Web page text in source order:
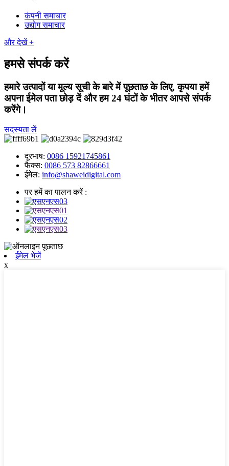
कंपनी समाचार
उद्योग समाचार
और देखें +
हमसे संपर्क करें
हमारे उत्पादों या मूल्य सूची के बारे में पूछताछ के लिए, कृपया हमें
अपना ईमेल पता छोड़ दें और हम 24 घंटों के भीतर आपसे संपर्क
करेंगे।
सदस्यता लें
दूरभाष: 0086 15921745861
फैक्स: 0086 573 82866661
ईमेल: info@shaweidigital.com
पर हमें का पालन करें :
ईमेल भेजें
x